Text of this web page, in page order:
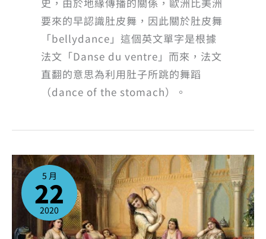
要來的早認識肚皮舞，因此關於肚皮舞
「bellydance」這個英文單字是根據
法文「Danse du ventre」而來，法文
直翻的意思為利用肚子所跳的舞蹈
（dance of the stomach）。
5 月
22
2020
關
於
肚
的
歷
史、
起
源
與
類